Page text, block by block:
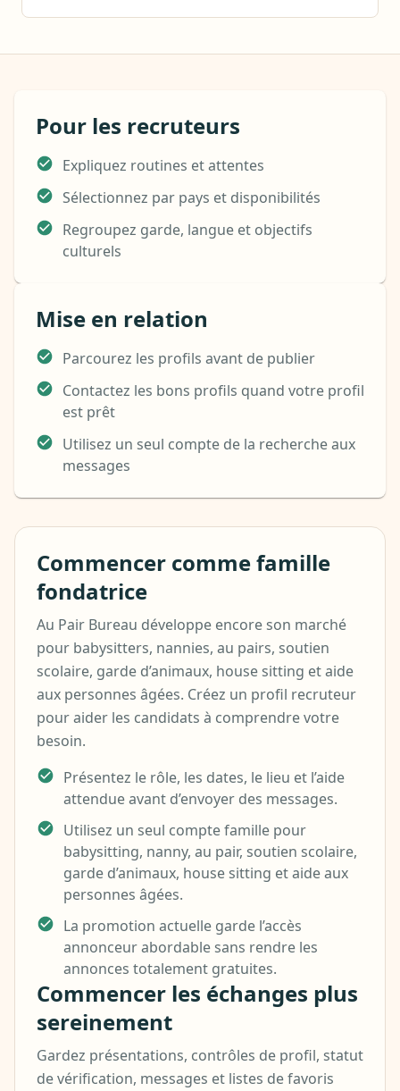
Pour les recruteurs
Expliquez routines et attentes
Sélectionnez par pays et disponibilités
Regroupez garde, langue et objectifs
culturels
Mise en relation
Parcourez les profils avant de publier
Contactez les bons profils quand votre profil
est prêt
Utilisez un seul compte de la recherche aux
messages
Commencer comme famille
fondatrice
Au Pair Bureau développe encore son marché
pour babysitters, nannies, au pairs, soutien
scolaire, garde d’animaux, house sitting et aide
aux personnes âgées. Créez un profil recruteur
pour aider les candidats à comprendre votre
besoin.
Présentez le rôle, les dates, le lieu et l’aide
attendue avant d’envoyer des messages.
Utilisez un seul compte famille pour
babysitting, nanny, au pair, soutien scolaire,
garde d’animaux, house sitting et aide aux
personnes âgées.
La promotion actuelle garde l’accès
annonceur abordable sans rendre les
annonces totalement gratuites.
Commencer les échanges plus
sereinement
Gardez présentations, contrôles de profil, statut
de vérification, messages et listes de favoris